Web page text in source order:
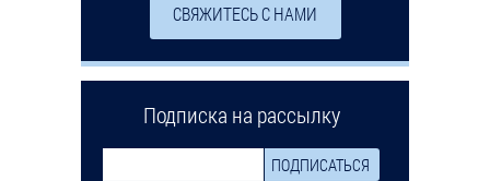
СВЯЖИТЕСЬ С НАМИ
Подписка на рассылку